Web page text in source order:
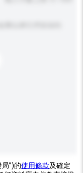
”)的使用條款及確定